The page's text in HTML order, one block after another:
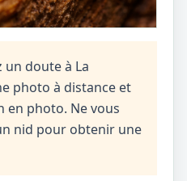
un doute à La
photo à distance et
en photo. Ne vous
nid pour obtenir une